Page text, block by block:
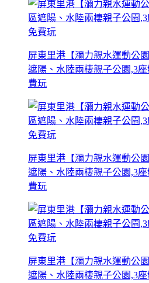
屏東里港【瀰力親水運動公
遮陽、水陸兩棲親子公園,3
費玩
屏東里港【瀰力親水運動公
遮陽、水陸兩棲親子公園,3
費玩
屏東里港【瀰力親水運動公
遮陽、水陸兩棲親子公園,3